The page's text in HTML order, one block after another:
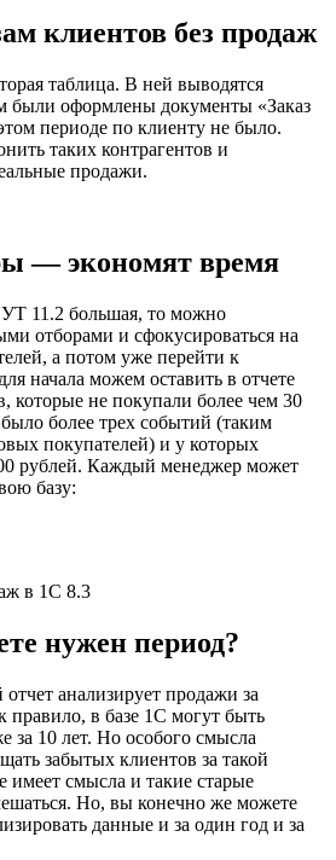
клиентов без продаж
таблица. В ней выводятся
были оформлены документы «Заказ
периоде по клиенту не было.
таких контрагентов и
продажи.
— экономят время
УТ 11.2 большая, то можно
отборами и сфокусироваться на
а потом уже перейти к
начала можем оставить в отчете
которые не покупали более чем 30
более трех событий (таким
покупателей) и у которых
рублей. Каждый менеджер может
базу:
нужен период?
анализирует продажи за
правило, в базе 1С могут быть
за 10 лет. Но особого смысла
забытых клиентов за такой
смысла и такие старые
Но, вы конечно же можете
данные и за один год и за